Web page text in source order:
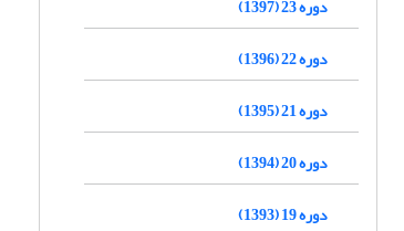
دوره 23 (1397)
دوره 22 (1396)
دوره 21 (1395)
دوره 20 (1394)
دوره 19 (1393)